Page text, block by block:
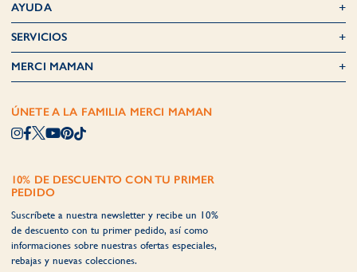
AYUDA
SERVICIOS
MERCI MAMAN
ÚNETE A LA FAMILIA MERCI MAMAN
10% DE DESCUENTO CON TU PRIMER
PEDIDO
Suscríbete a nuestra newsletter y recibe un 10%
de descuento con tu primer pedido, así como
informaciones sobre nuestras ofertas especiales,
rebajas y nuevas colecciones.